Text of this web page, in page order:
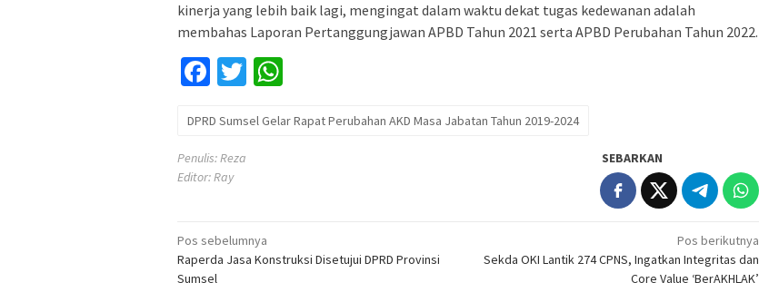
kinerja yang lebih baik lagi, mengingat dalam waktu dekat tugas kedewanan adalah
membahas Laporan Pertanggungjawan APBD Tahun 2021 serta APBD Perubahan Tahun 2022.
Facebook
Twitter
DPRD Sumsel Gelar Rapat Perubahan AKD Masa Jabatan Tahun 2019-2024
Penulis: Reza
Editor: Ray
SEBARKAN
Navigasi
pos
Pos sebelumnya
Raperda Jasa Konstruksi Disetujui DPRD Provinsi
Sumsel
Pos berikutnya
Sekda OKI Lantik 274 CPNS, Ingatkan Integritas dan
Core Value ‘BerAKHLAK’